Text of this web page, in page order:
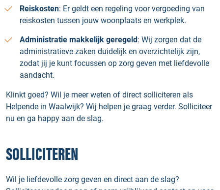
Reiskosten: Er geldt een regeling voor vergoeding van
reiskosten tussen jouw woonplaats en werkplek.
Administratie makkelijk geregeld: Wij zorgen dat de
administratieve zaken duidelijk en overzichtelijk zijn,
zodat jij je kunt focussen op zorg geven met liefdevolle
aandacht.
Klinkt goed? Wil je meer weten of direct solliciteren als
Helpende in Waalwijk? Wij helpen je graag verder. Solliciteer
nu en ga happy aan de slag.
SOLLICITEREN
Wil je liefdevolle zorg geven en direct aan de slag?